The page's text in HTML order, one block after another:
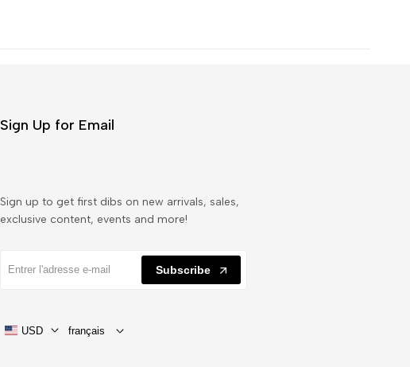
Sign Up for Email
Sign up to get first dibs on new arrivals, sales,
exclusive content, events and more!
Subscribe
USD français